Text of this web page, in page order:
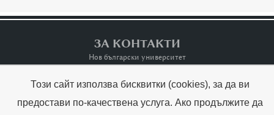
ЗА КОНТАКТИ
Нов български университет
Контакти Terms of Use
Този сайт използва бисквитки (cookies), за да ви
предостави по-качествена услуга. Ако продължите да